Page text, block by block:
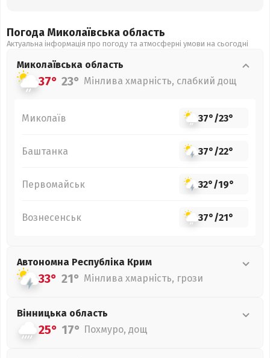
Погода Миколаївська область
Актуальна інформація про погоду та атмосферні умови на сьогодні
Миколаївська область
37° 23° Мінлива хмарність, слабкий дощ
Миколаїв 37°/23°
Баштанка 37°/22°
Первомайськ 32°/19°
Вознесенськ 37°/21°
Автономна Республіка Крим
33° 21° Мінлива хмарність, грози
Вінницька область
25° 17° Похмуро, дощ